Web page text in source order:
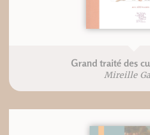
Grand traité des
Mireille